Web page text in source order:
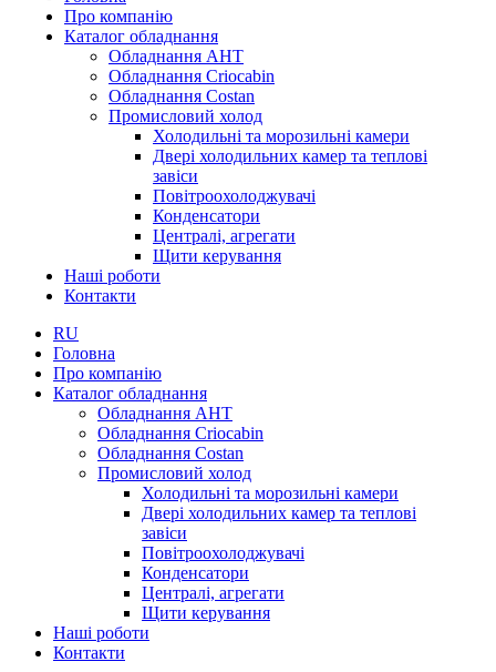
Про компанію
Каталог обладнання
Обладнання AHT
Обладнання Criocabin
Обладнання Costan
Промисловий холод
Холодильні та морозильні камери
Двері холодильних камер та теплові
завіси
Повітроохолоджувачі
Конденсатори
Централі, агрегати
Щити керування
Наші роботи
Контакти
RU
Головна
Про компанію
Каталог обладнання
Обладнання AHT
Обладнання Criocabin
Обладнання Costan
Промисловий холод
Холодильні та морозильні камери
Двері холодильних камер та теплові
завіси
Повітроохолоджувачі
Конденсатори
Централі, агрегати
Щити керування
Наші роботи
Контакти